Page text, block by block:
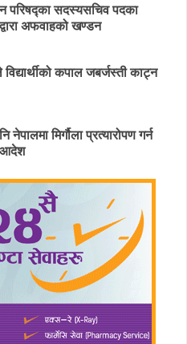
परिषद्का सदस्यसचिव पदका
अफवाहको खण्डन
कपाल जबर्जस्ती काट्न
मिर्गौला प्रत्यारोपण गर्न
आदेश